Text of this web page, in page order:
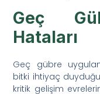
Geç
Hataları
Geç gübre
bitki ihtiyaç
kritik gelişim